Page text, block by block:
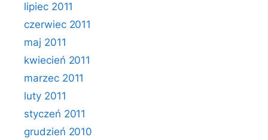
lipiec 2011
czerwiec 2011
maj 2011
kwiecień 2011
marzec 2011
luty 2011
styczeń 2011
grudzień 2010